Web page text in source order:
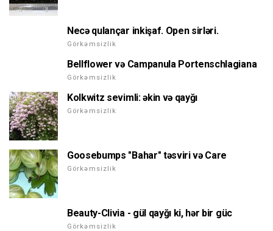
Necə qulançar inkişaf. Open sirləri.
Görkəmsizlik
Bellflower və Campanula Portenschlagiana
Görkəmsizlik
Kolkwitz sevimli: əkin və qayğı
Görkəmsizlik
Goosebumps "Bahar" təsviri və Care
Görkəmsizlik
Beauty-Clivia - gül qayğı ki, hər bir güc
Görkəmsizlik